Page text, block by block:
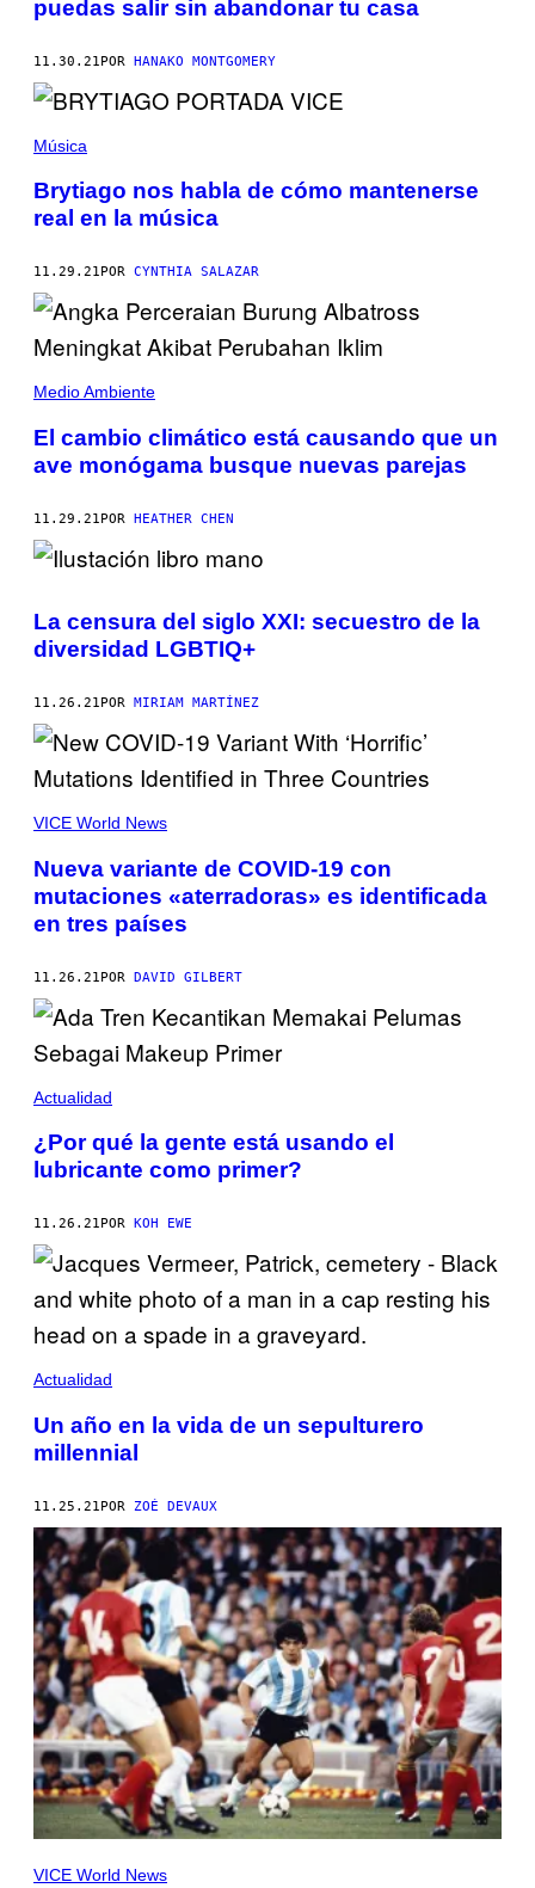
puedas salir sin abandonar tu casa
11.30.21 POR HANAKO MONTGOMERY
Música
Brytiago nos habla de cómo mantenerse
real en la música
11.29.21 POR CYNTHIA SALAZAR
Medio Ambiente
El cambio climático está causando que un
ave monógama busque nuevas parejas
11.29.21 POR HEATHER CHEN
La censura del siglo XXI: secuestro de la
diversidad LGBTIQ+
11.26.21 POR MIRIAM MARTÍNEZ
VICE World News
Nueva variante de COVID-19 con
mutaciones «aterradoras» es identificada
en tres países
11.26.21POR DAVID GILBERT
Actualidad
¿Por qué la gente está usando el
lubricante como primer?
11.26.21 POR KOH EWE
Actualidad
Un año en la vida de un sepulturero
millennial
11.25.21POR ZOÉ DEVAUX
VICE World News